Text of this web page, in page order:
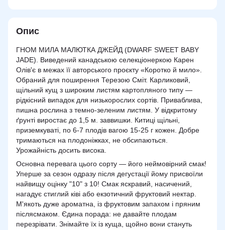
Опис
ГНОМ МИЛА МАЛЮТКА ДЖЕЙД (DWARF SWEET BABY
JADE). Виведений канадською селекціонеркою Карен
Олів'є в межах її авторського проєкту «Коротко й мило».
Обраний для поширення Терезою Сміт. Карликовий,
щільний кущ з широким листям картопляного типу —
рідкісний випадок для низькорослих сортів. Приваблива,
пишна рослина з темно-зеленим листям. У відкритому
ґрунті виростає до 1,5 м. заввишки. Китиці щільні,
приземкуваті, по 6-7 плодів вагою 15-25 г кожен. Добре
тримаються на плодоніжках, не обсипаються.
Урожайність досить висока.
Основна перевага цього сорту — його неймовірний смак!
Уперше за сезон одразу після дегустації йому присвоїли
найвищу оцінку "10" з 10! Смак яскравий, насичений,
нагадує стиглий ківі або екзотичний фруктовий нектар.
М'якоть дуже ароматна, із фруктовим запахом і пряним
післясмаком. Єдина порада: не давайте плодам
перезрівати. Знімайте їх із куща, щойно вони стануть